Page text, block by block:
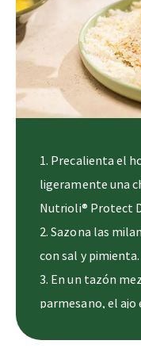
1. Precalienta el
ligeramente una
Nutrioli® Protect
2. Sazona las
con sal y pimienta.
3. En un tazón
parmesano, el ajo